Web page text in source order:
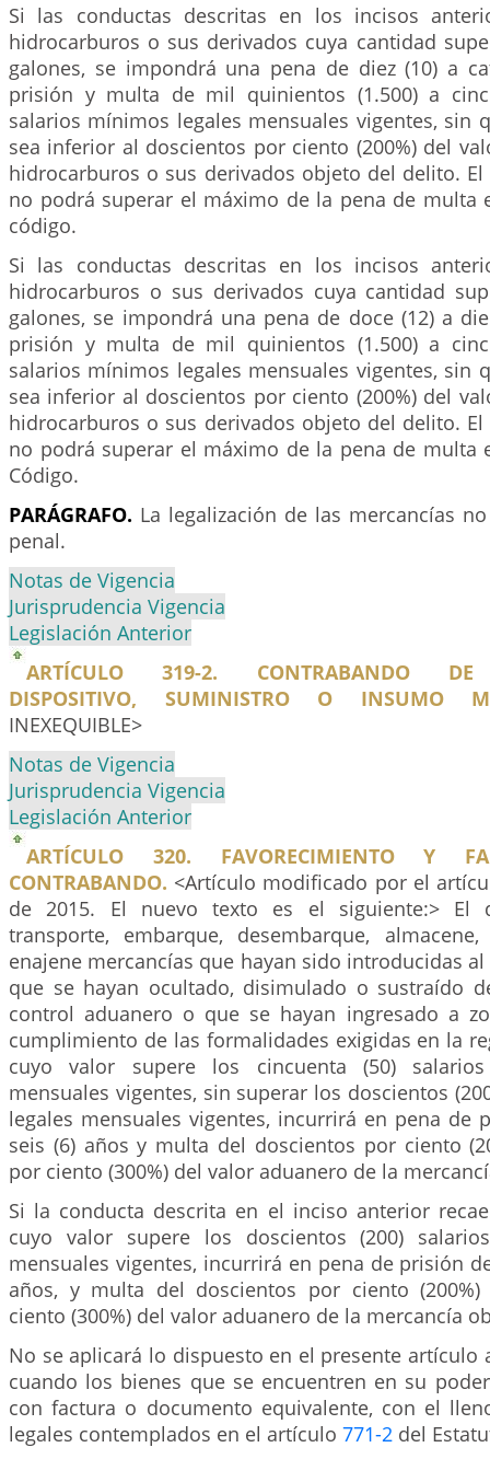
Si las conductas descritas en los incisos
hidrocarburos o sus derivados cuya cantidad
galones, se impondrá una pena de diez (10) a
prisión y multa de mil quinientos (1.500) a
salarios mínimos legales mensuales vigentes, sin
sea inferior al doscientos por ciento (200%) del
hidrocarburos o sus derivados objeto del delito.
no podrá superar el máximo de la pena de multa
código.
Si las conductas descritas en los incisos
hidrocarburos o sus derivados cuya cantidad
galones, se impondrá una pena de doce (12) a
prisión y multa de mil quinientos (1.500) a
salarios mínimos legales mensuales vigentes, sin
sea inferior al doscientos por ciento (200%) del
hidrocarburos o sus derivados objeto del delito.
no podrá superar el máximo de la pena de multa
Código.
PARÁGRAFO. La legalización de las mercancías
penal.
Notas de Vigencia
Jurisprudencia Vigencia
Legislación Anterior
ARTÍCULO 319-2. CONTRABANDO DE
DISPOSITIVO, SUMINISTRO O INSUMO
INEXEQUIBLE>
Notas de Vigencia
Jurisprudencia Vigencia
Legislación Anterior
ARTÍCULO 320. FAVORECIMIENTO Y
CONTRABANDO. <Artículo modificado por el
de 2015. El nuevo texto es el siguiente:> El
transporte, embarque, desembarque,
enajene mercancías que hayan sido introducidas
que se hayan ocultado, disimulado o sustraído
control aduanero o que se hayan ingresado a
cumplimiento de las formalidades exigidas en la
cuyo valor supere los cincuenta (50)
mensuales vigentes, sin superar los doscientos
legales mensuales vigentes, incurrirá en pena de
seis (6) años y multa del doscientos por ciento
por ciento (300%) del valor aduanero de la
Si la conducta descrita en el inciso anterior
cuyo valor supere los doscientos (200)
mensuales vigentes, incurrirá en pena de prisión
años, y multa del doscientos por ciento
ciento (300%) del valor aduanero de la mercancía
No se aplicará lo dispuesto en el presente
cuando los bienes que se encuentren en su
con factura o documento equivalente, con el
legales contemplados en el artículo 771-2 del